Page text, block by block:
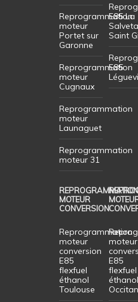
Reprogrammation
moteur
Portet sur
Garonne
Reprogrammation
moteur
Cugnaux
Reprogrammation
moteur
Launaguet
Reprogrammation
moteur 31
E85 La
Saint
E85
REPROGRAMMATION
MOTEUR
CONVERSION
Reprogrammation
moteur
conversion
E85
flexfuel
éthanol
Toulouse
moteur
E85
flexfuel
éthanol